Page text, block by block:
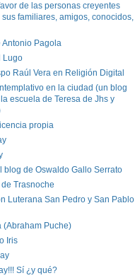
de las personas creyentes
sus familiares, amigos, conocidos,
Antonio Pagola
Lugo
Raúl Vera en Religión Digital
en la ciudad (un blog
escuela de Teresa de Jhs y
propia
blog de Oswaldo Gallo Serrato
Trasnoche
Luterana San Pedro y San Pablo
(Abraham Puche)
Iris
Sí ¿y qué?